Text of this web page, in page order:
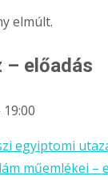
elmúlt.
– előadás
19:00
egyiptomi
műemlékei –